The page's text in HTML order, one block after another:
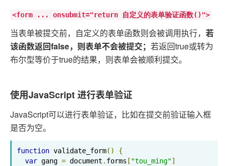
<form ... onsubmit="return 自定义的表单验证函数()">
当表单被提交前，自定义的表单函数则会被调用执行， 若
该函数返回false，则表单不会被提交； 若返回true或转为
布尔型等价于true的结果，则表单会被顺利提交。
使用JavaScript 进行表单验证
JavaScript可以进行表单验证，比如在提交前验证输入框
是否为空。
function validate_form()
{
var gang = document . forms [ "tou_ming"]